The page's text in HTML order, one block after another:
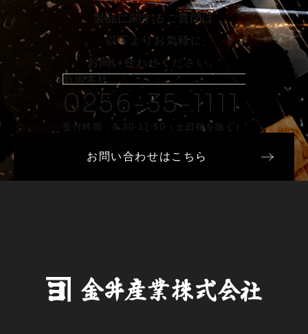
製品に関するご質問は
以下よりお気軽に
お問い合わせください。
新潟本社
0256-35-1111
受付時間 8:30-17:30（土日祝を除く）
お問い合わせはこちら